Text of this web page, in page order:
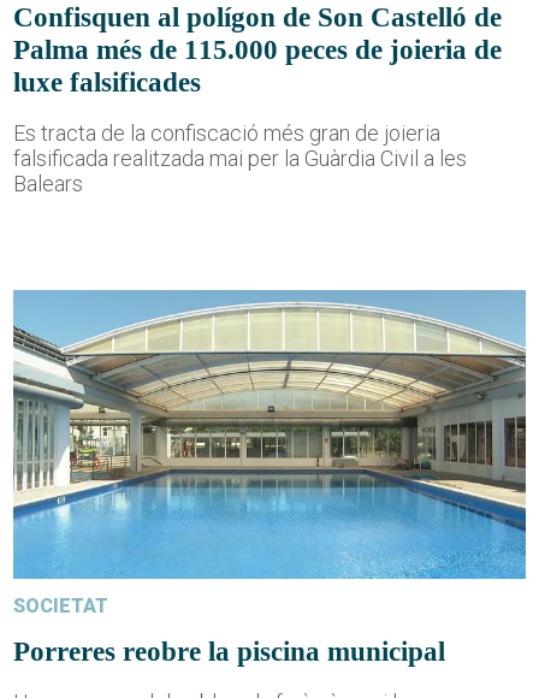
Confisquen al polígon de Son Castelló de
Palma més de 115.000 peces de joieria de
luxe falsificades
Es tracta de la confiscació més gran de joieria
falsificada realitzada mai per la Guàrdia Civil a les
Balears
SOCIETAT
Porreres reobre la piscina municipal